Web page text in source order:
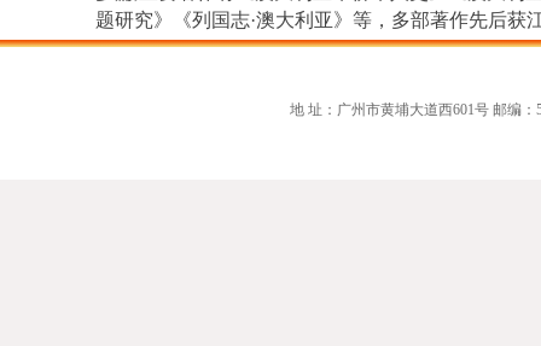
题研究》《列国志·澳大利亚》等，多部著作先后
地 址：广州市黄埔大道西601号 邮编：